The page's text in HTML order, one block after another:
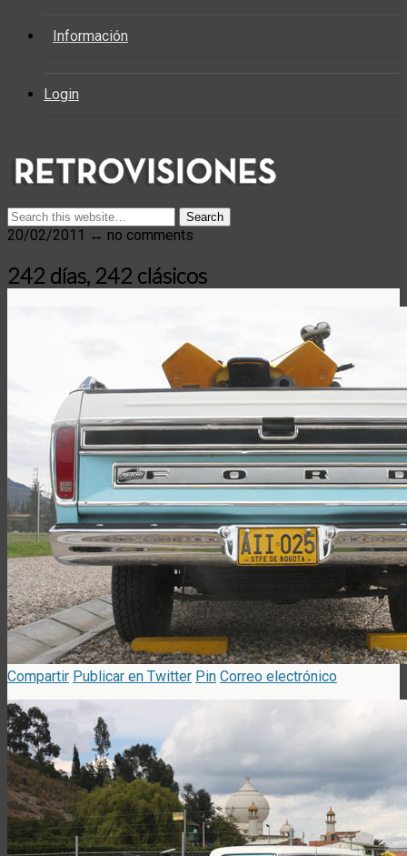
Información
Login
20/02/2011 ↔ no comments
242 días, 242 clásicos
Compartir Publicar en Twitter Pin Correo electrónico